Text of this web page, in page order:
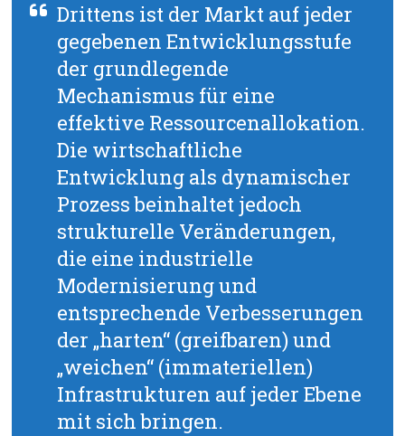
Drittens ist der Markt auf jeder
gegebenen Entwicklungsstufe
der grundlegende
Mechanismus für eine
effektive Ressourcenallokation.
Die wirtschaftliche
Entwicklung als dynamischer
Prozess beinhaltet jedoch
strukturelle Veränderungen,
die eine industrielle
Modernisierung und
entsprechende Verbesserungen
der „harten“ (greifbaren) und
„weichen“ (immateriellen)
Infrastrukturen auf jeder Ebene
mit sich bringen.